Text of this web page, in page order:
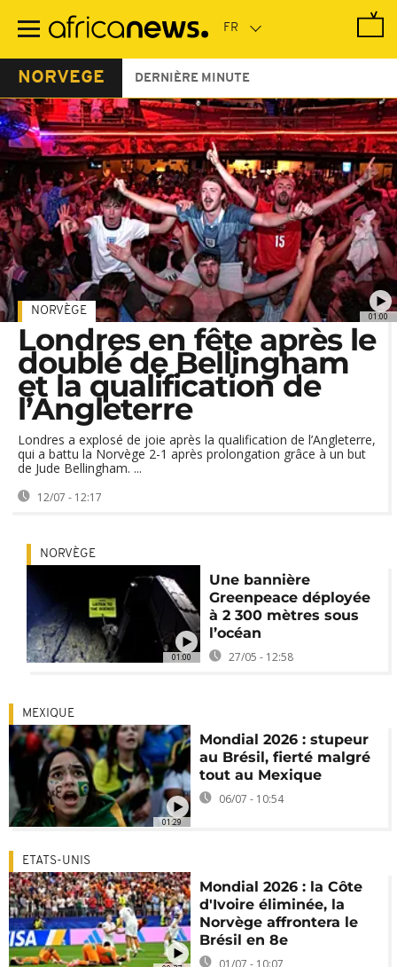
contenu
NORVEGE DERNIÈRE MINUTE
01:00
NORVÈGE
Londres en fête après le
doublé de Bellingham
et la qualification de
l’Angleterre
Londres a explosé de joie après la qualification de l’Angleterre,
qui a battu la Norvège 2-1 après prolongation grâce à un but
de Jude Bellingham. ...
12/07 - 12:17
01:00
NORVÈGE
Une bannière
Greenpeace déployée
à 2 300 mètres sous
l’océan
27/05 - 12:58
01:29
MEXIQUE
Mondial 2026 : stupeur
au Brésil, fierté malgré
tout au Mexique
06/07 - 10:54
ETATS-UNIS
Mondial 2026 : la Côte
d'Ivoire éliminée, la
Norvège affrontera le
Brésil en 8e
01/07 - 10:07